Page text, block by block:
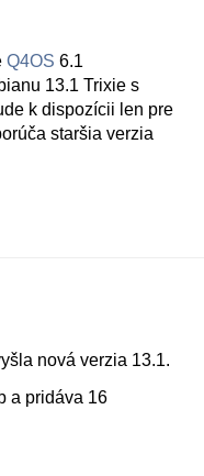
Q4OS 6.1
13.1 Trixie s
k dispozícii len pre
staršia verzia
nová verzia 13.1.
a pridáva 16